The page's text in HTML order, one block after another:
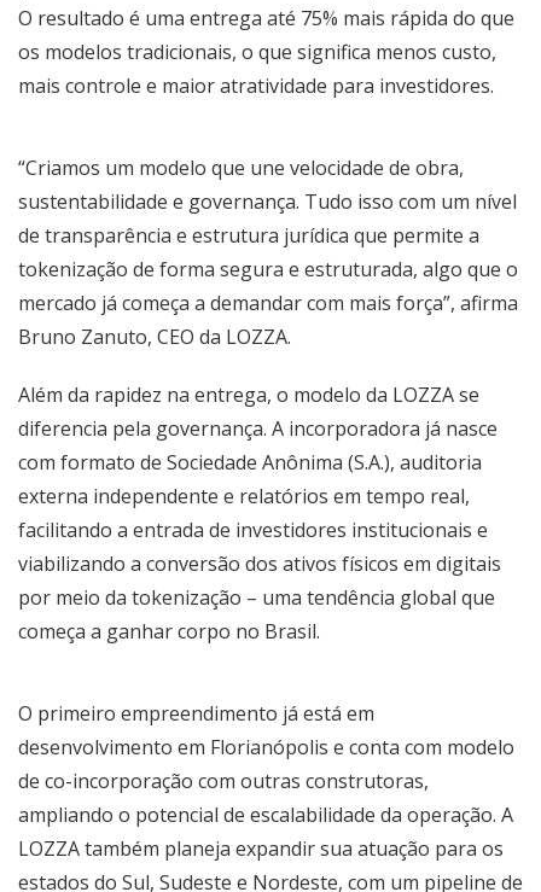
O resultado é uma entrega até 75% mais rápida do que
os modelos tradicionais, o que significa menos custo,
mais controle e maior atratividade para investidores.
“Criamos um modelo que une velocidade de obra,
sustentabilidade e governança. Tudo isso com um nível
de transparência e estrutura jurídica que permite a
tokenização de forma segura e estruturada, algo que o
mercado já começa a demandar com mais força”, afirma
Bruno Zanuto, CEO da LOZZA.
Além da rapidez na entrega, o modelo da LOZZA se
diferencia pela governança. A incorporadora já nasce
com formato de Sociedade Anônima (S.A.), auditoria
externa independente e relatórios em tempo real,
facilitando a entrada de investidores institucionais e
viabilizando a conversão dos ativos físicos em digitais
por meio da tokenização – uma tendência global que
começa a ganhar corpo no Brasil.
O primeiro empreendimento já está em
desenvolvimento em Florianópolis e conta com modelo
de co-incorporação com outras construtoras,
ampliando o potencial de escalabilidade da operação. A
LOZZA também planeja expandir sua atuação para os
estados do Sul, Sudeste e Nordeste, com um pipeline de